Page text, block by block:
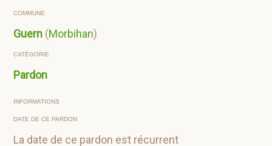
COMMUNE
Guern (Morbihan)
CATÉGORIE
Pardon
INFORMATIONS
DATE DE CE PARDON
La date de ce pardon est récurrent